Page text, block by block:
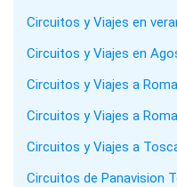
Circuitos y Viajes en
Circuitos y Viajes en
Circuitos y Viajes a
Circuitos y Viajes a
Circuitos y Viajes a
Circuitos de Panavision